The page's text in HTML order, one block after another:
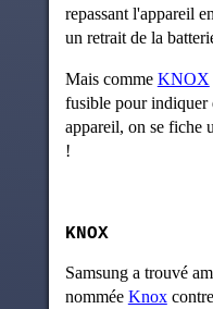
repassant l'appareil
un retrait de la
Mais comme KNOX
fusible pour indiquer
appareil, on se fiche
!
KNOX
Samsung a trouvé
nommée Knox